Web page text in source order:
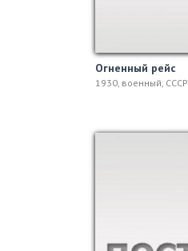
Огненный рейс
1930, военный, СССР